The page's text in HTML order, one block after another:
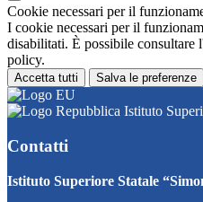
Cookie necessari per il
I cookie necessari per il
disabilitati. È possibile consultare
policy.
Accetta tutti Salva le preferenze
Istituto
Contatti
Istituto Superiore Statale